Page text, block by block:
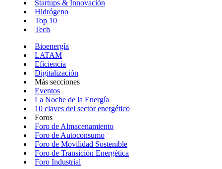
Startups & Innovación
Hidrógeno
Top 10
Tech
Bioenergía
LATAM
Eficiencia
Digitalización
Más secciones
Eventos
La Noche de la Energía
10 claves del sector energético
Foros
Foro de Almacenamiento
Foro de Autoconsumo
Foro de Movilidad Sostenible
Foro de Transición Energética
Foro Industrial